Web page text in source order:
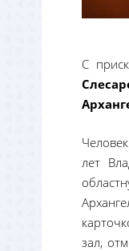
С
лет
зал,